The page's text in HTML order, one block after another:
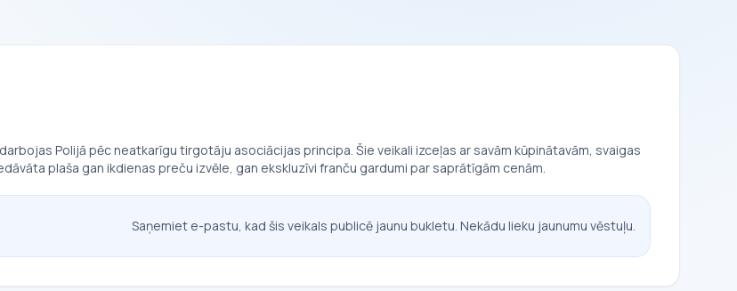
Polijā pēc neatkarīgu tirgotāju asociācijas principa. Šie veikali izceļas ar savām kūpinātavām, svaigas
plaša gan ikdienas preču izvēle, gan ekskluzīvi franču gardumi par saprātīgām cenām.
Saņemiet e-pastu, kad šis veikals publicē jaunu bukletu. Nekādu lieku jaunumu vēstuļu.